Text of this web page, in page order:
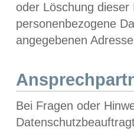
oder Löschung
personenbezogene
angegebenen
Bei Fragen oder